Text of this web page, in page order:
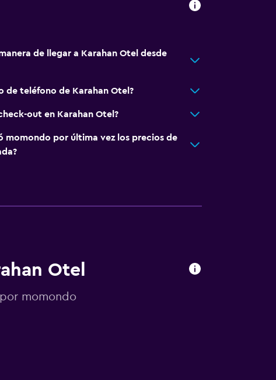
de llegar a Karahan Otel desde
de teléfono de Karahan Otel?
out en Karahan Otel?
momondo por última vez los precios de
Otel
momondo